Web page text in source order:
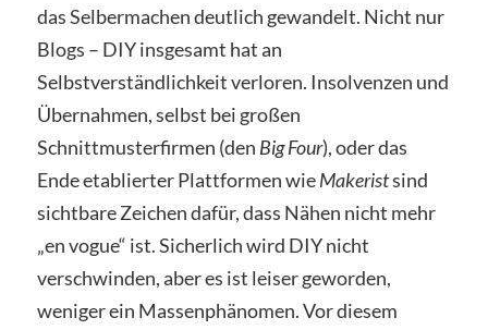
das Selbermachen deutlich gewandelt. Nicht nur
Blogs – DIY insgesamt hat an
Selbstverständlichkeit verloren. Insolvenzen und
Übernahmen, selbst bei großen
Schnittmusterfirmen (den Big Four), oder das
Ende etablierter Plattformen wieMakeristsind
sichtbare Zeichen dafür, dass Nähen nicht mehr
„en vogue“ ist. Sicherlich wird DIY nicht
verschwinden, aber es ist leiser geworden,
weniger ein Massenphänomen. Vor diesem